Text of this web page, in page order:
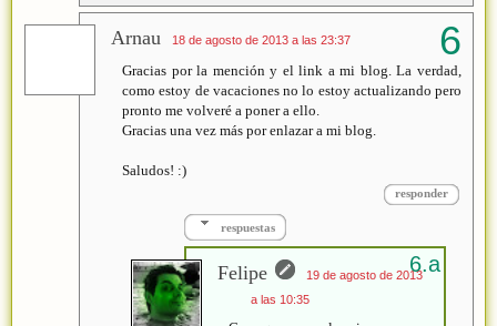
Arnau 18 de agosto de 2013 a las 23:37
Gracias por la mención y el link a mi blog. La verdad,
como estoy de vacaciones no lo estoy actualizando pero
pronto me volveré a poner a ello.
Gracias una vez más por enlazar a mi blog.
Saludos! :)
responder
respuestas
Felipe
19 de agosto de 2013
a las 10:35